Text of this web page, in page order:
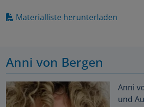
Materialliste herunterladen
Anni von Bergen
Anni
und